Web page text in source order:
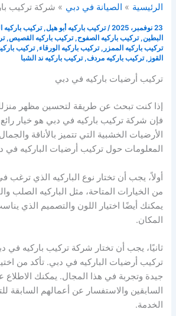
الرئيسية الصيانة في دبي شركة تركيب
23 نوفمبر، 2025 /تركيب باركيه أبو هيل,تركيب باركيه
البطين,تركيب باركيه الصفوح,تركيب باركيه القصيص,
تركيب باركيه الممزر ,تركيب باركيه الورقاء,تركيب
القوز ,تركيب باركيه مردف,تركيب باركيه ند الشبا
تركيب أرضيات باركيه في دبي
إذا كنت تبحث عن طريقة لتحسين مظهر
فإن شركة تركيب باركيه في دبي هو خيار
الأرضيات الخشبية التي تتميز بالأناقة
المعلومات حول تركيب أرضيات الباركيه في
أولاً، يجب أن تختار نوع الباركيه الذي ترغب
من الخيارات المتاحة، مثل الباركيه الصلب
يمكنك أيضًا اختيار اللون والتصميم الذي
المكان.
ثانيًا، يجب أن تختار شركة تركيب باركيه
تركيب أرضيات الباركيه في دبي. تأكد من
جيدة وتجربة في هذا المجال. يمكنك الاطلاع
السابقين والاستفسار عن أعمالهم السابقة
الخدمة.